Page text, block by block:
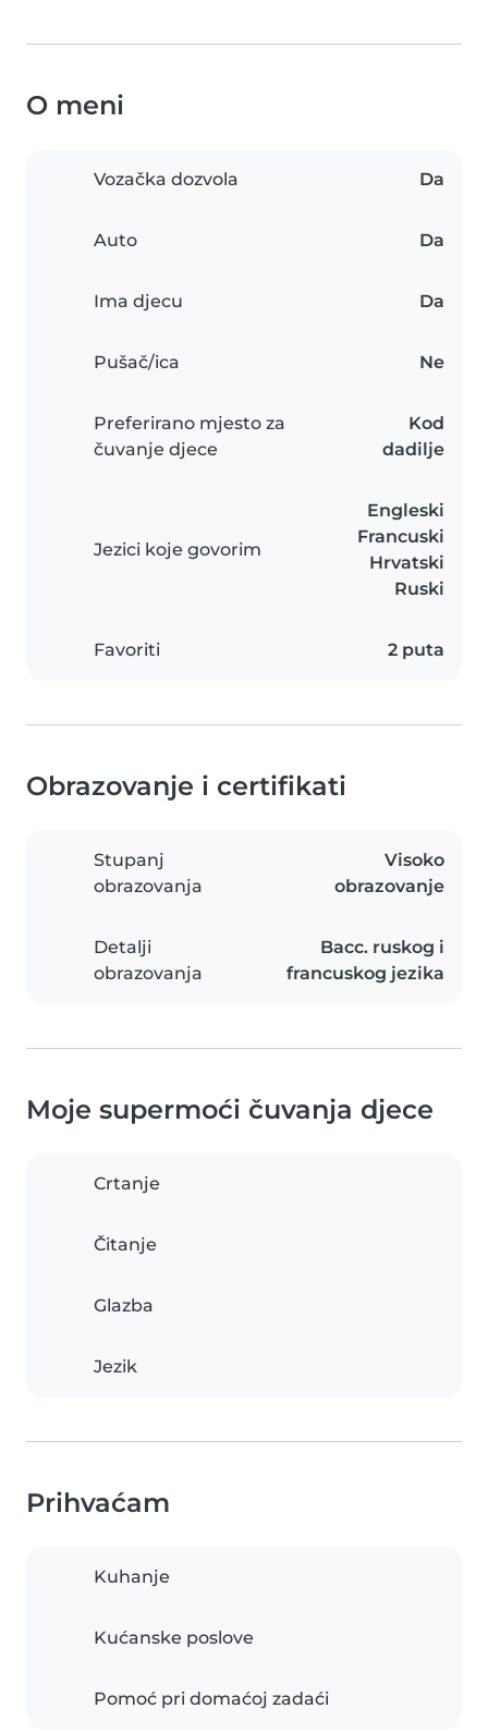
O meni
Vozačka dozvola Da
Auto Da
Ima djecu Da
Pušač/ica Ne
Preferirano mjesto za
čuvanje djece
Kod
dadilje
Jezici koje govorim
Engleski
Francuski
Hrvatski
Ruski
Favoriti 2 puta
Obrazovanje i certifikati
Stupanj
obrazovanja
Visoko
obrazovanje
Detalji
obrazovanja
Bacc. ruskog i
francuskog jezika
Moje supermoći čuvanja djece
Crtanje
Čitanje
Glazba
Jezik
Prihvaćam
Kuhanje
Kućanske poslove
Pomoć pri domaćoj zadaći